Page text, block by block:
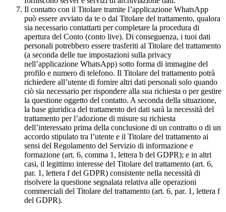
Il contatto con il Titolare tramite l’applicazione WhatsApp
può essere avviato da te o dal Titolare del trattamento, qualora
sia necessario contattarti per completare la procedura di
apertura del Conto (conto live). Di conseguenza, i tuoi dati
personali potrebbero essere trasferiti al Titolare del trattamento
(a seconda delle tue impostazioni sulla privacy
nell’applicazione WhatsApp) sotto forma di immagine del
profilo e numero di telefono. Il Titolare del trattamento potrà
richiedere all’utente di fornire altri dati personali solo quando
ciò sia necessario per rispondere alla sua richiesta o per gestire
la questione oggetto del contatto. A seconda della situazione,
la base giuridica del trattamento dei dati sarà la necessità del
trattamento per l’adozione di misure su richiesta
dell’interessato prima della conclusione di un contratto o di un
accordo stipulato tra l’utente e il Titolare del trattamento ai
sensi del Regolamento del Servizio di informazione e
formazione (art. 6, comma 1, lettera b del GDPR); e in altri
casi, il legittimo interesse del Titolare del trattamento (art. 6,
par. 1, lettera f del GDPR) consistente nella necessità di
risolvere la questione segnalata relativa alle operazioni
commerciali del Titolare del trattamento (art. 6, par. 1, lettera f
del GDPR).